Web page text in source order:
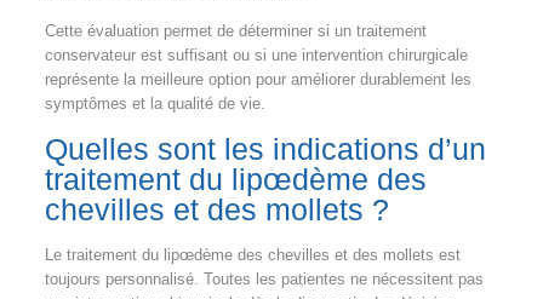
Cette évaluation permet de déterminer si un traitement
conservateur est suffisant ou si une intervention chirurgicale
représente la meilleure option pour améliorer durablement les
symptômes et la qualité de vie.
Quelles sont les indications d’un
traitement du lipœdème des
chevilles et des mollets ?
Le traitement du lipœdème des chevilles et des mollets est
toujours personnalisé. Toutes les patientes ne nécessitent pas